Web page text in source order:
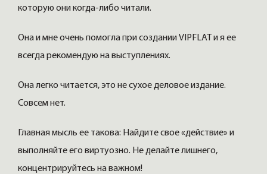
которую они когда-либо читали.
Она и мне очень помогла при создании VIPFLAT и я ее
всегда рекомендую на выступлениях.
Она легко читается, это не сухое деловое издание.
Совсем нет.
Главная мысль ее такова: Найдите свое «действие» и
выполняйте его виртуозно. Не делайте лишнего,
концентрируйтесь на важном!